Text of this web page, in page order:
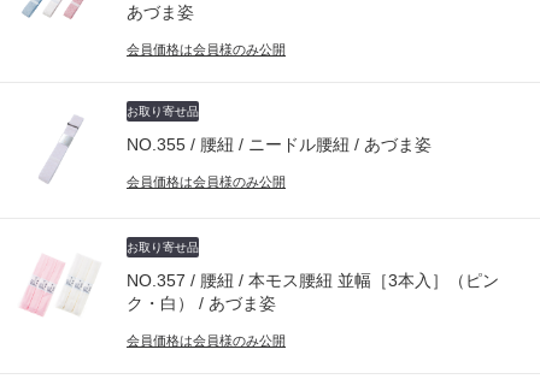
あづま姿
会員価格は会員様のみ公開
お取り寄せ品
NO.355 / 腰紐 / ニードル腰紐 / あづま姿
会員価格は会員様のみ公開
お取り寄せ品
NO.357 / 腰紐 / 本モス腰紐 並幅［3本入］（ピン
ク・白） / あづま姿
会員価格は会員様のみ公開